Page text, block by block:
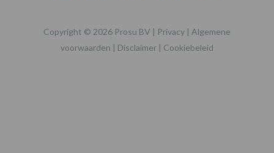
Copyright © 2026 Prosu BV | Privacy | Algemene
voorwaarden | Disclaimer | Cookiebeleid